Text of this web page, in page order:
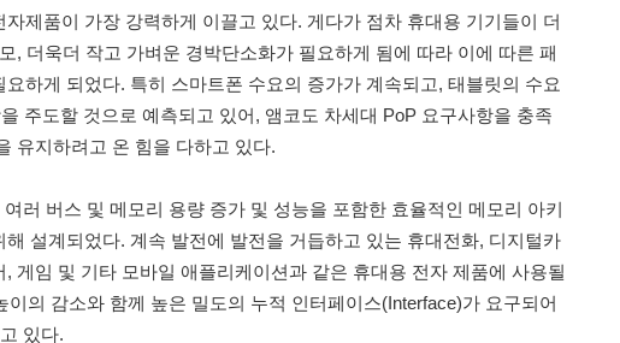
제품이 가장 강력하게 이끌고 있다. 게다가 점차 휴대용 기기들이 더
, 더욱더 작고 가벼운 경박단소화가 필요하게 됨에 따라 이에 따른 패
하게 되었다. 특히 스마트폰 수요의 증가가 계속되고, 태블릿의 수요
주도할 것으로 예측되고 있어, 앰코도 차세대 PoP 요구사항을 충족
유지하려고 온 힘을 다하고 있다.
러 버스 및 메모리 용량 증가 및 성능을 포함한 효율적인 메모리 아키
설계되었다. 계속 발전에 발전을 거듭하고 있는 휴대전화, 디지털카
게임 및 기타 모바일 애플리케이션과 같은 휴대용 전자 제품에 사용될
이의 감소와 함께 높은 밀도의 누적 인터페이스(Interface)가 요구되어
있다.